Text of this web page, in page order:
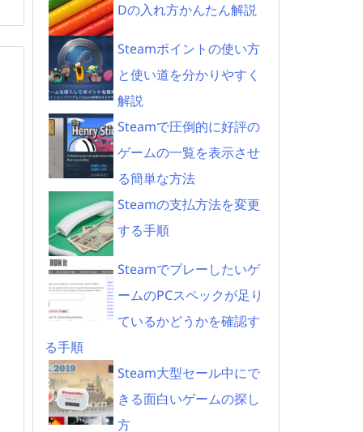
Dの入れ方かんたん解説
Steamポイントの使い方
と使い道を分かりやすく
解説
Steamで圧倒的に好評の
ゲームの一覧を表示させ
る簡単な方法
Steamの支払方法を変更
する手順
Steamでプレーしたいゲ
ームのPCスペックが足り
ているかどうかを確認す
る手順
Steam大型セール中にで
きる面白いゲームの探し
方